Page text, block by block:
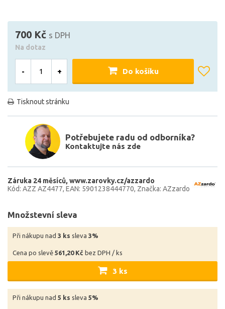
700 Kč s DPH
Na dotaz
- + Do košíku
Tisknout stránku
Potřebujete radu od odborníka?
Kontaktujte nás zde
Záruka 24 měsíců www.zarovky.cz/azzardo
Kód: AZZ AZ4477 EAN: 5901238444770 Značka: AZzardo
Množstevní sleva
Při nákupu nad 3 ks sleva 3%
Cena po slevě 561,20 Kč bez DPH / ks
3 ks
Při nákupu nad 5 ks sleva 5%